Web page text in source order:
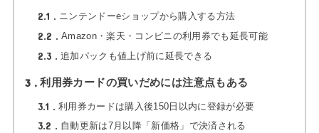
2.1 ニンテンドーeショップから購入する方法
2.2 Amazon・楽天・コンビニの利用券でも延長可能
2.3 追加パックも値上げ前に延長できる
3 利用券カードの買いだめには注意点もある
3.1 利用券カードは購入後150日以内に登録が必要
3.2 自動更新は7月以降「新価格」で決済される